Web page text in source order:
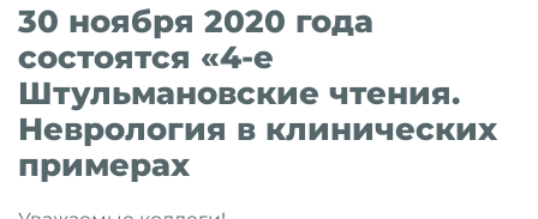
30 ноября 2020 года
состоятся «4-е
Штульмановские чтения.
Неврология в клинических
примерах